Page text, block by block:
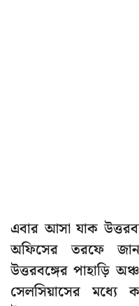
এবার আসা যাক
অফিসের তরফে
উত্তরবঙ্গের পাহাড়ি
সেলসিয়াসের মধ্যে